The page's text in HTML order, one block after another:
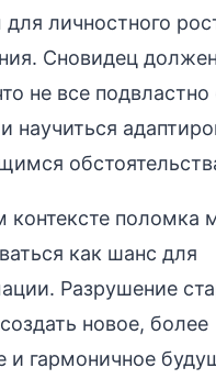
личностного
Сновидец должен
не все подвластно
научиться
контексте поломка
как шанс для
Разрушение
новое, более
и гармоничное